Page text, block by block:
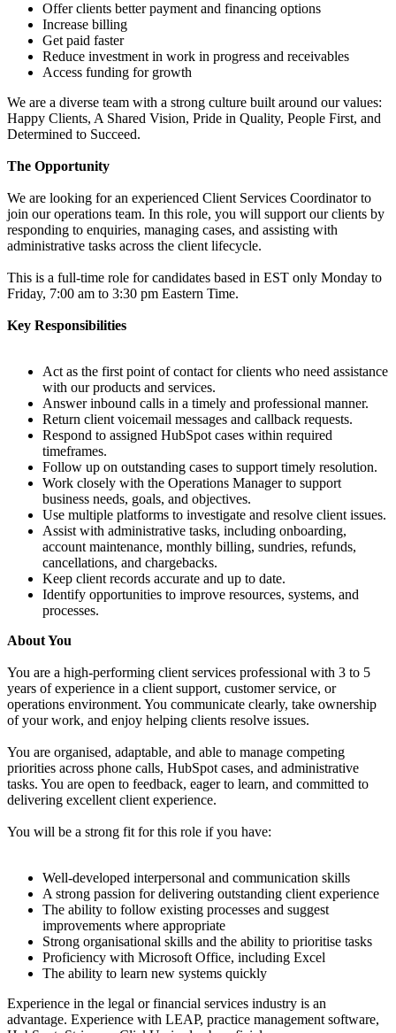
Offer clients better payment and financing options
Increase billing
Get paid faster
Reduce investment in work in progress and receivables
Access funding for growth
We are a diverse team with a strong culture built around our values:
Happy Clients, A Shared Vision, Pride in Quality, People First, and
Determined to Succeed.
The Opportunity
We are looking for an experienced Client Services Coordinator to
join our operations team. In this role, you will support our clients by
responding to enquiries, managing cases, and assisting with
administrative tasks across the client lifecycle.
This is a full-time role for candidates based in EST only Monday to
Friday, 7:00 am to 3:30 pm Eastern Time.
Key Responsibilities
Act as the first point of contact for clients who need assistance
with our products and services.
Answer inbound calls in a timely and professional manner.
Return client voicemail messages and callback requests.
Respond to assigned HubSpot cases within required
timeframes.
Follow up on outstanding cases to support timely resolution.
Work closely with the Operations Manager to support
business needs, goals, and objectives.
Use multiple platforms to investigate and resolve client issues.
Assist with administrative tasks, including onboarding,
account maintenance, monthly billing, sundries, refunds,
cancellations, and chargebacks.
Keep client records accurate and up to date.
Identify opportunities to improve resources, systems, and
processes.
About You
You are a high-performing client services professional with 3 to 5
years of experience in a client support, customer service, or
operations environment. You communicate clearly, take ownership
of your work, and enjoy helping clients resolve issues.
You are organised, adaptable, and able to manage competing
priorities across phone calls, HubSpot cases, and administrative
tasks. You are open to feedback, eager to learn, and committed to
delivering excellent client experience.
You will be a strong fit for this role if you have:
Well-developed interpersonal and communication skills
A strong passion for delivering outstanding client experience
The ability to follow existing processes and suggest
improvements where appropriate
Strong organisational skills and the ability to prioritise tasks
Proficiency with Microsoft Office, including Excel
The ability to learn new systems quickly
Experience in the legal or financial services industry is an
advantage. Experience with LEAP, practice management software,